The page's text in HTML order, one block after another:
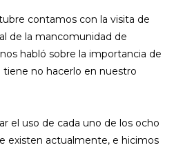
contamos con la visita de
de la mancomunidad de
habló sobre la importancia de
no hacerlo en nuestro
el uso de cada uno de los ocho
existen actualmente, e hicimos